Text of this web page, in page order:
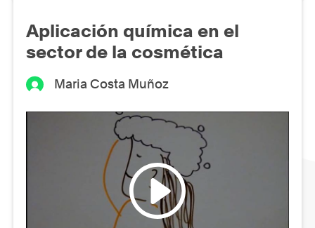
Aplicación química en el
sector de la cosmética
Maria Costa Muñoz